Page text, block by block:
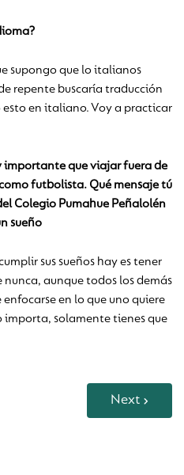
supongo que lo italianos
repente buscaría traducción
esto en italiano. Voy a practicar
importante que viajar fuera de
futbolista. Qué mensaje tú
Colegio Pumahue Peñalolén
sueño
sus sueños hay es tener
aunque todos los demás
en lo que uno quiere
importa, solamente tienes que
Next